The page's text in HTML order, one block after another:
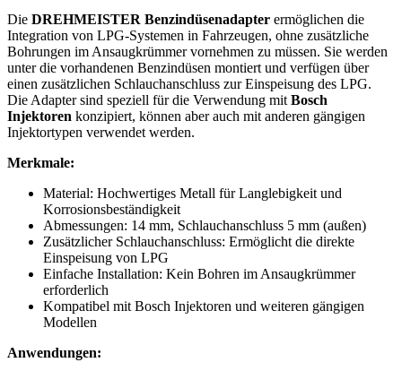
Die DREHMEISTER Benzindüsenadapter ermöglichen die
Integration von LPG-Systemen in Fahrzeugen, ohne zusätzliche
Bohrungen im Ansaugkrümmer vornehmen zu müssen. Sie werden
unter die vorhandenen Benzindüsen montiert und verfügen über
einen zusätzlichen Schlauchanschluss zur Einspeisung des LPG.
Die Adapter sind speziell für die Verwendung mit Bosch
Injektoren konzipiert, können aber auch mit anderen gängigen
Injektortypen verwendet werden.
Merkmale:
Material: Hochwertiges Metall für Langlebigkeit und
Korrosionsbeständigkeit
Abmessungen: 14 mm, Schlauchanschluss 5 mm (außen)
Zusätzlicher Schlauchanschluss: Ermöglicht die direkte
Einspeisung von LPG
Einfache Installation: Kein Bohren im Ansaugkrümmer
erforderlich
Kompatibel mit Bosch Injektoren und weiteren gängigen
Modellen
Anwendungen: